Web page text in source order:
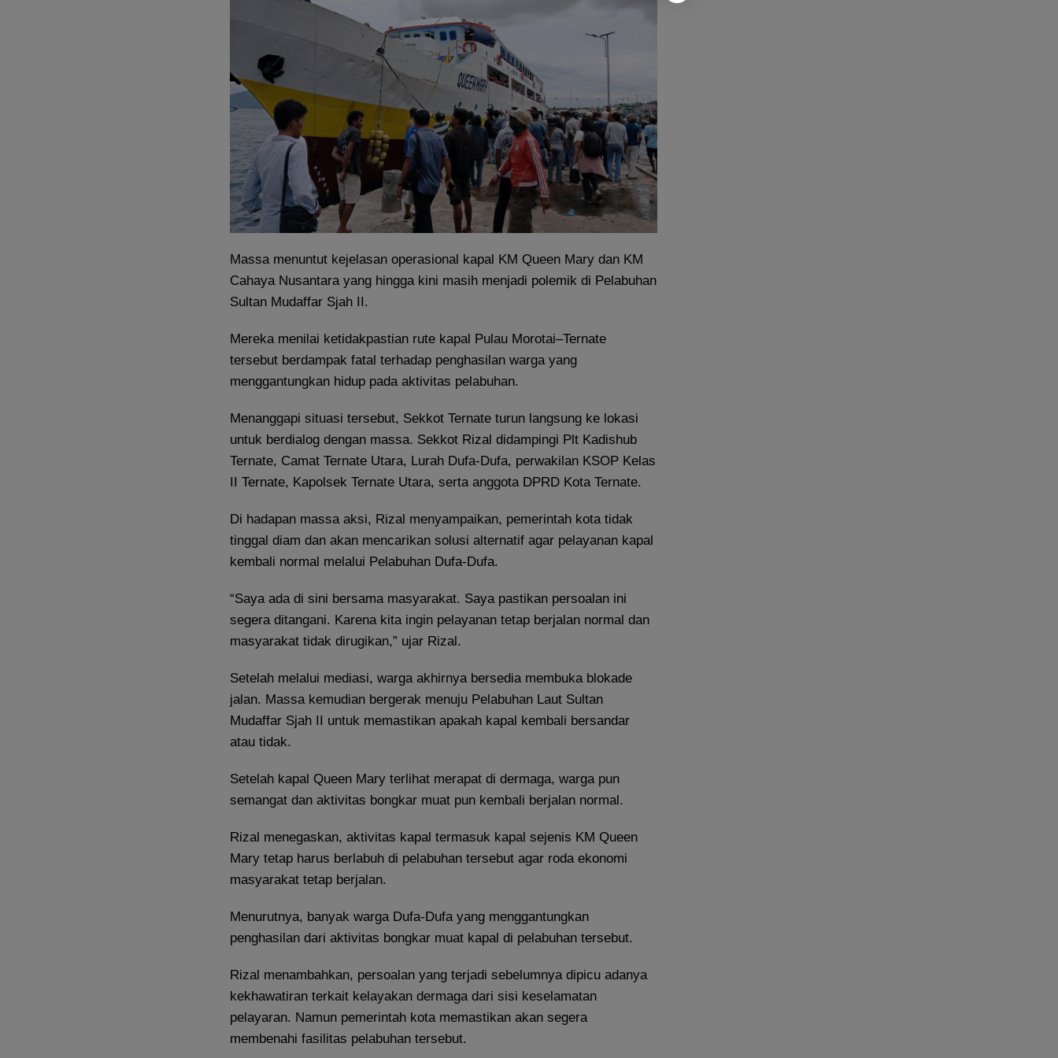
Massa menuntut kejelasan operasional kapal KM Queen Mary dan KM
Cahaya Nusantara yang hingga kini masih menjadi polemik di Pelabuhan
Sultan Mudaffar Sjah II.
Mereka menilai ketidakpastian rute kapal Pulau Morotai–Ternate
tersebut berdampak fatal terhadap penghasilan warga yang
menggantungkan hidup pada aktivitas pelabuhan.
Menanggapi situasi tersebut, Sekkot Ternate turun langsung ke lokasi
untuk berdialog dengan massa. Sekkot Rizal didampingi Plt Kadishub
Ternate, Camat Ternate Utara, Lurah Dufa-Dufa, perwakilan KSOP Kelas
II Ternate, Kapolsek Ternate Utara, serta anggota DPRD Kota Ternate.
Di hadapan massa aksi, Rizal menyampaikan, pemerintah kota tidak
tinggal diam dan akan mencarikan solusi alternatif agar pelayanan kapal
kembali normal melalui Pelabuhan Dufa-Dufa.
“Saya ada di sini bersama masyarakat. Saya pastikan persoalan ini
segera ditangani. Karena kita ingin pelayanan tetap berjalan normal dan
masyarakat tidak dirugikan,” ujar Rizal.
Setelah melalui mediasi, warga akhirnya bersedia membuka blokade
jalan. Massa kemudian bergerak menuju Pelabuhan Laut Sultan
Mudaffar Sjah II untuk memastikan apakah kapal kembali bersandar
atau tidak.
Setelah kapal Queen Mary terlihat merapat di dermaga, warga pun
semangat dan aktivitas bongkar muat pun kembali berjalan normal.
Rizal menegaskan, aktivitas kapal termasuk kapal sejenis KM Queen
Mary tetap harus berlabuh di pelabuhan tersebut agar roda ekonomi
masyarakat tetap berjalan.
Menurutnya, banyak warga Dufa-Dufa yang menggantungkan
penghasilan dari aktivitas bongkar muat kapal di pelabuhan tersebut.
Rizal menambahkan, persoalan yang terjadi sebelumnya dipicu adanya
kekhawatiran terkait kelayakan dermaga dari sisi keselamatan
pelayaran. Namun pemerintah kota memastikan akan segera
membenahi fasilitas pelabuhan tersebut.